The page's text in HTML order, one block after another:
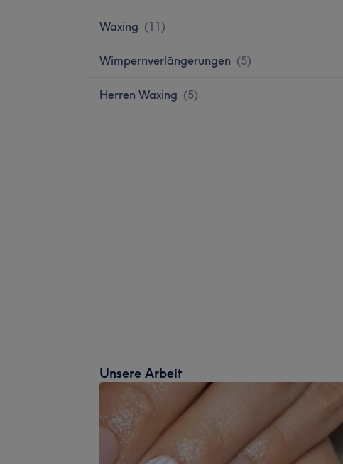
Waxing (11)
Wimpernverlängerungen (5)
Herren Waxing (5)
Unsere Arbeit